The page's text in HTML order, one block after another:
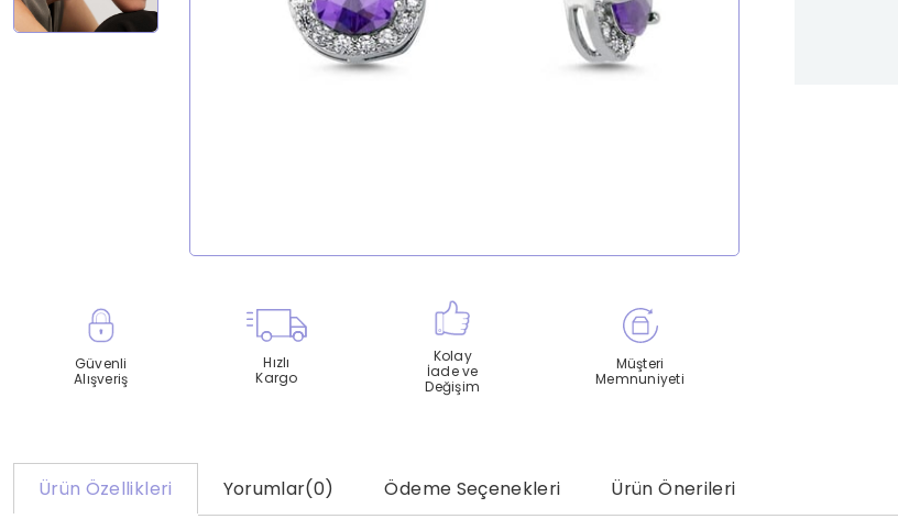
Güvenli
Alışveriş
Hızlı
Kargo
Kolay
İade ve
Değişim
Müşteri
Memnuniyeti
Ürün Özellikleri Yorumlar(0) Ödeme Seçenekleri Ürün Önerileri